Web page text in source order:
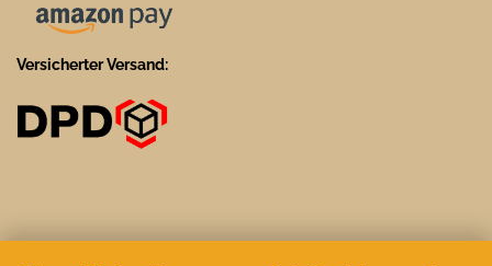
Versicherter Versand: